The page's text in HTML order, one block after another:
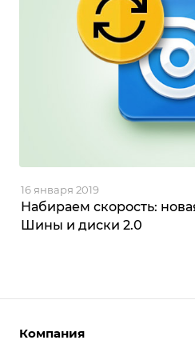
Набираем скорость:
Шины и диски 2.0
16 января 2019
Компания